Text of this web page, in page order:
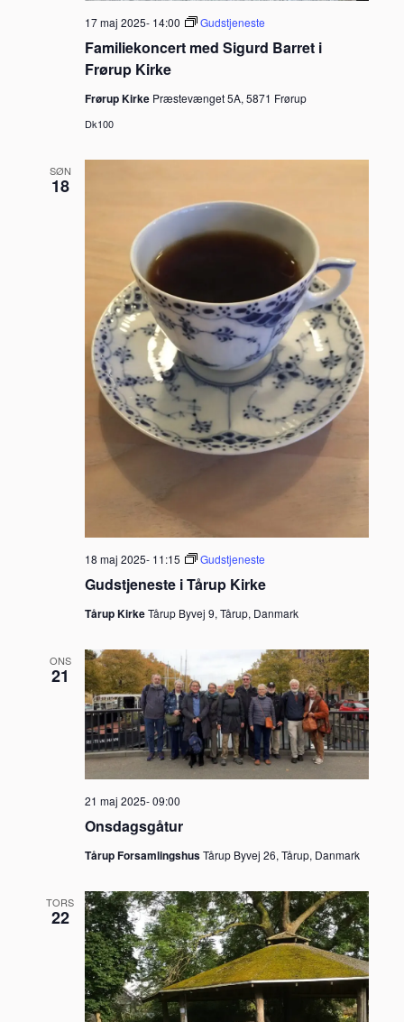
Familiekoncert med Sigurd Barret i
Frørup Kirke
17 maj 2025- 14:00 Gudstjeneste
Frørup Kirke Præstevænget 5A, 5871 Frørup
Dk100
SØN
18
Gudstjeneste i Tårup Kirke
18 maj 2025- 11:15 Gudstjeneste
Tårup KirkeTårup Byvej 9, Tårup, Danmark
ONS
21
Onsdagsgåtur
21 maj 2025- 09:00
Tårup ForsamlingshusTårup Byvej 26, Tårup, Danmark
TORS
22